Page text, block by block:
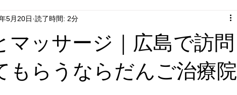
ッサージ｜広島で訪問
もらうならだんご治療院
5月20日 読了時間: 2分